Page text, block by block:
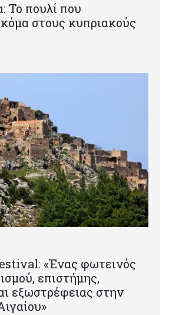
Το πουλί που
στους κυπριακούς
«Ένας φωτεινός
επιστήμης,
εξωστρέφειας στην